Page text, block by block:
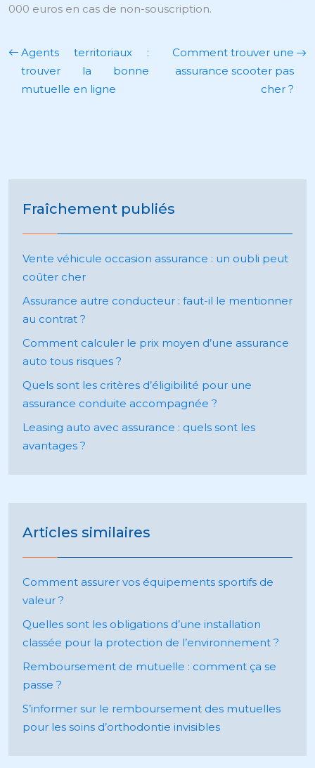
000 euros en cas de non-souscription.
Agents territoriaux :
trouver la bonne
mutuelle en ligne
Comment trouver une
assurance scooter pas
cher ?
Fraîchement publiés
Vente véhicule occasion assurance : un oubli peut
coûter cher
Assurance autre conducteur : faut-il le mentionner
au contrat ?
Comment calculer le prix moyen d’une assurance
auto tous risques ?
Quels sont les critères d’éligibilité pour une
assurance conduite accompagnée ?
Leasing auto avec assurance : quels sont les
avantages ?
Articles similaires
Comment assurer vos équipements sportifs de
valeur ?
Quelles sont les obligations d’une installation
classée pour la protection de l’environnement ?
Remboursement de mutuelle : comment ça se
passe ?
S’informer sur le remboursement des mutuelles
pour les soins d’orthodontie invisibles